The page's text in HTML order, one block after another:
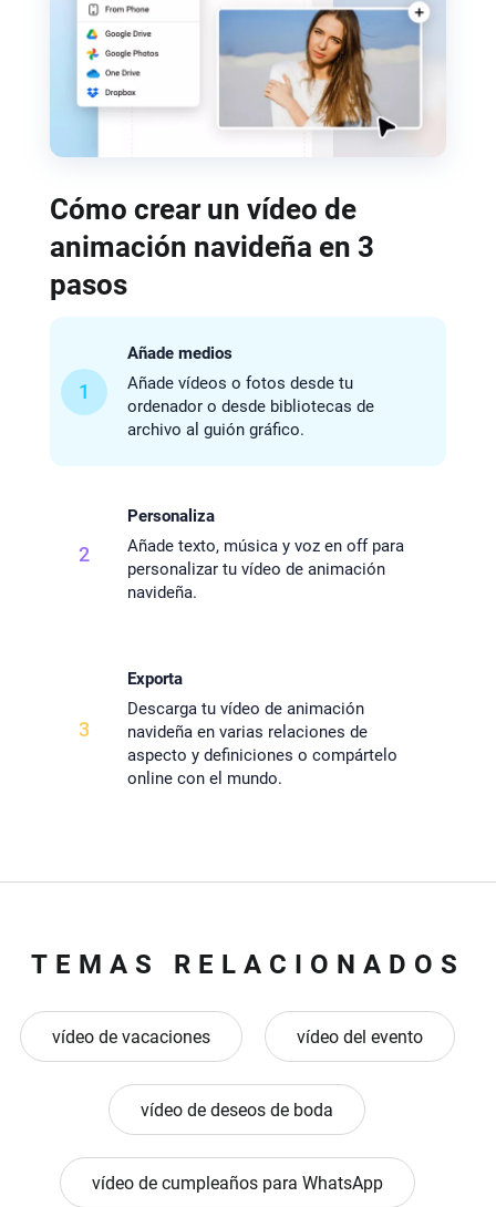
Cómo crear un vídeo de
animación navideña en 3
pasos
1
Añade medios
Añade vídeos o fotos desde tu
ordenador o desde bibliotecas de
archivo al guión gráfico.
2
Personaliza
Añade texto, música y voz en off para
personalizar tu vídeo de animación
navideña.
3
Exporta
Descarga tu vídeo de animación
navideña en varias relaciones de
aspecto y definiciones o compártelo
online con el mundo.
TEMAS RELACIONADOS
vídeo de vacaciones vídeo del evento
vídeo de deseos de boda
vídeo de cumpleaños para WhatsApp